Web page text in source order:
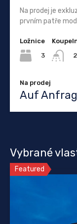
Na prodej je
prvním patře
Ložnice
3
2
Na prodej
Auf
Vybrané
Featured